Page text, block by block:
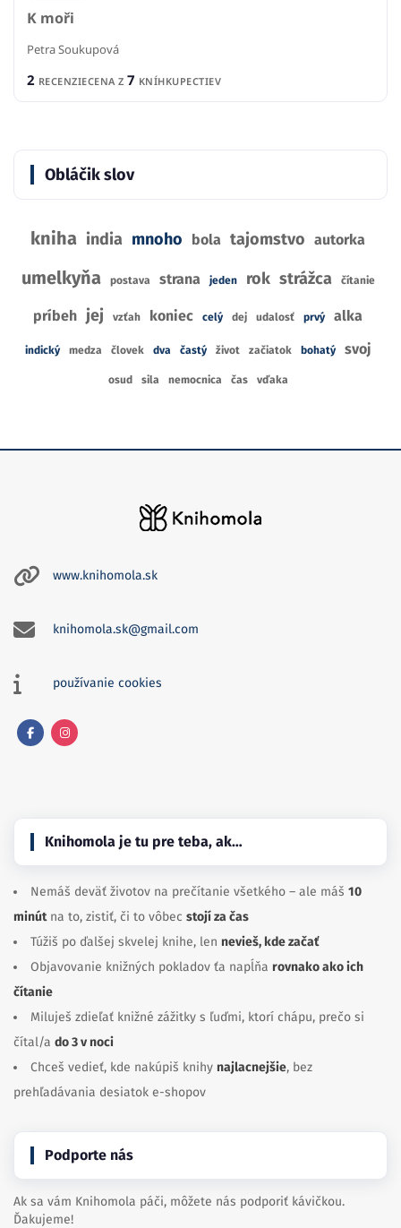
K moři
Petra Soukupová
2 RECENZIECENA Z 7 KNÍHKUPECTIEV
Obláčik slov
kniha india mnoho bola tajomstvo autorka
umelkyňa postava strana jeden rok strážca čítanie
príbeh jej vzťah koniec celý dej udalosť prvý alka
indický medza človek dva častý život začiatok bohatý svoj
osud sila nemocnica čas vďaka
www.knihomola.sk
knihomola.sk@gmail.com
používanie cookies
Knihomola je tu pre teba, ak…
Nemáš deväť životov na prečítanie všetkého – ale máš 10
minútna to, zistiť, či to vôbec stojí za čas
Túžiš po ďalšej skvelej knihe, len nevieš, kde začať
Objavovanie knižných pokladov ťa napĺňa rovnako ako ich
čítanie
Miluješ zdieľať knižné zážitky s ľuďmi, ktorí chápu, prečo si
čítal/a do 3 v noci
Chceš vedieť, kde nakúpiš knihy najlacnejšie, bez
prehľadávania desiatok e-shopov
Podporte nás
Ak sa vám Knihomola páči, môžete nás podporiť kávičkou.
Ďakujeme!